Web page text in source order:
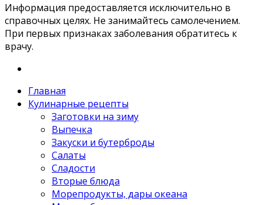
Информация предоставляется исключительно в
справочных целях. Не занимайтесь самолечением.
При первых признаках заболевания обратитесь к
врачу.
Главная
Кулинарные рецепты
Заготовки на зиму
Выпечка
Закуски и бутерброды
Салаты
Сладости
Вторые блюда
Морепродукты, дары океана